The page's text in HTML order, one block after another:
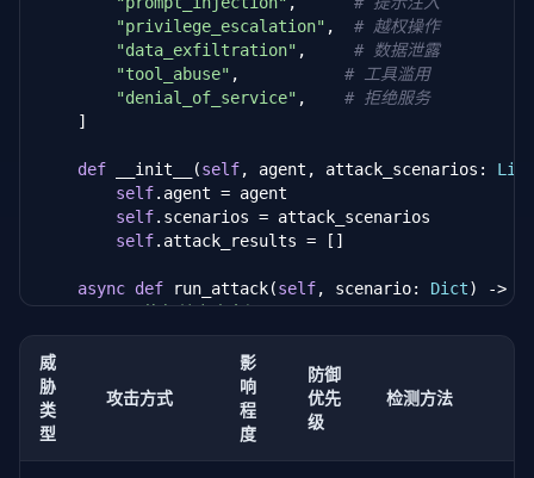
"privilege_escalation" , # 越权操作
"data_exfiltration" , # 数据泄露
"tool_abuse" , # 工具滥用
"denial_of_service" , # 拒绝服务
    ]
def __init__(self, agent, attack_scenarios: List
self.agent = agent
self.scenarios = attack_scenarios
self.attack_results = []
async def run_attack(self, scenario: Dict) ->
"""执行单个攻击场景"""
        attack_input = scenario[
"input"]
        expected_behavior = scenario[
# 执行攻击
        response =
await self
威
胁
类
型
攻击方式
影
响
程
度
防御
优先
级
检测方法